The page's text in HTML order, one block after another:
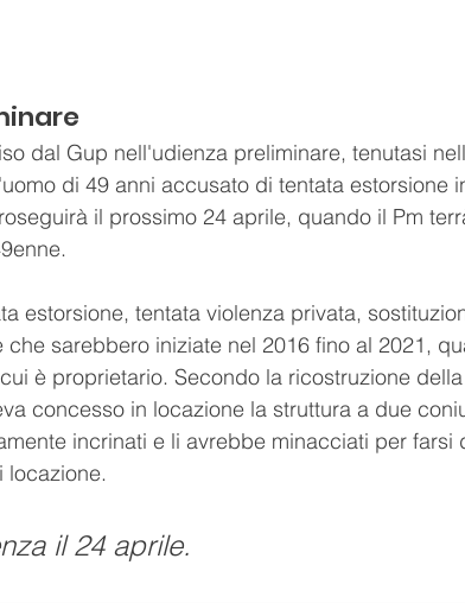
dal Gup nell'udienza preliminare, tenutasi
di 49 anni accusato di tentata estorsione
il prossimo 24 aprile, quando il Pm
estorsione, tentata violenza privata,
che sarebbero iniziate nel 2016 fino al 2021,
è proprietario. Secondo la ricostruzione
concesso in locazione la struttura a due
incrinati e li avrebbe minacciati per farsi
locazione.
il 24 aprile.